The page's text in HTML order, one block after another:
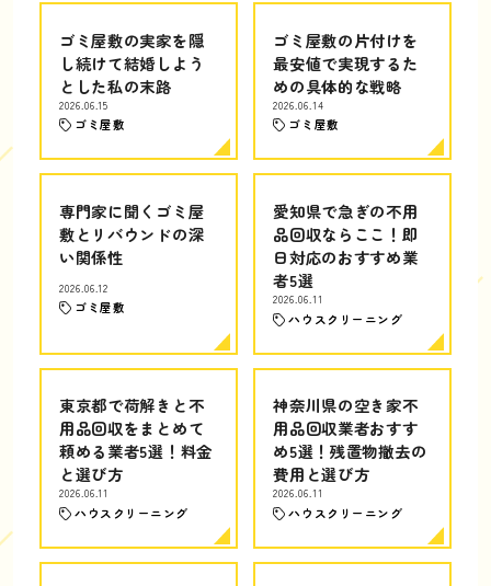
ゴミ屋敷の実家を隠
し続けて結婚しよう
とした私の末路
2026.06.15
ゴミ屋敷
ゴミ屋敷の片付けを
最安値で実現するた
めの具体的な戦略
2026.06.14
ゴミ屋敷
専門家に聞くゴミ屋
敷とリバウンドの深
い関係性
2026.06.12
ゴミ屋敷
愛知県で急ぎの不用
品回収ならここ！即
日対応のおすすめ業
者5選
2026.06.11
ハウスクリーニング
東京都で荷解きと不
用品回収をまとめて
頼める業者5選！料金
と選び方
2026.06.11
ハウスクリーニング
神奈川県の空き家不
用品回収業者おすす
め5選！残置物撤去の
費用と選び方
2026.06.11
ハウスクリーニング